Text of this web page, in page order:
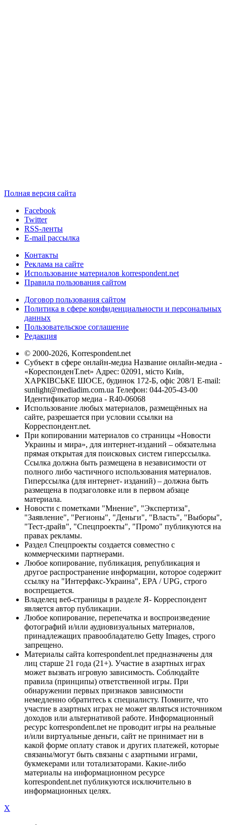
Полная версия сайта
Facebook
Twitter
RSS-ленты
E-mail рассылка
Контакты
Реклама на сайте
Использование материалов korrespondent.net
Правила пользования сайтом
Договор пользования сайтом
Политика в сфере конфиденциальности и персональных
данных
Пользовательское соглашение
Редакция
© 2000-2026, Korrespondent.net
Субъект в сфере онлайн-медиа Название онлайн-медиа -
«КореспонденТ.net» Адрес: 02091, місто Київ,
ХАРКІВСЬКЕ ШОСЕ, будинок 172-Б, офіс 208/1 E-mail:
sunlight@mediadim.com.ua Телефон: 044-205-43-00
Идентификатор медиа - R40-06068
Использование любых материалов, размещённых на
сайте, разрешается при условии ссылки на
Корреспондент.net.
При копировании материалов со страницы «Новости
Украины и мира», для интернет-изданий – обязательна
прямая открытая для поисковых систем гиперссылка.
Ссылка должна быть размещена в независимости от
полного либо частичного использования материалов.
Гиперссылка (для интернет- изданий) – должна быть
размещена в подзаголовке или в первом абзаце
материала.
Новости с пометками "Мнение", "Экспертиза",
"Заявление", "Регионы", "Деньги", "Власть", "Выборы",
"Тест-драйв", "Спецпроекты", "Промо" публикуются на
правах рекламы.
Раздел Спецпроекты создается совместно с
коммерческими партнерами.
Любое копирование, публикация, републикация и
другое распространение информации, которое содержит
ссылку на "Интерфакс-Украина", EPA / UPG, строго
воспрещается.
Владелец веб-страницы в разделе Я- Корреспондент
является автор публикации.
Любое копирование, перепечатка и воспроизведение
фотографий и/или аудиовизуальных материалов,
принадлежащих правообладателю Getty Images, строго
запрещено.
Материалы сайта korrespondent.net предназначены для
лиц старше 21 года (21+). Участие в азартных играх
может вызвать игровую зависимость. Соблюдайте
правила (принципы) ответственной игры. При
обнаружении первых признаков зависимости
немедленно обратитесь к специалисту. Помните, что
участие в азартных играх не может являться источником
доходов или альтернативой работе. Информационный
ресурс korrespondent.net не проводит игры на реальные
и/или виртуальные деньги, сайт не принимает ни в
какой форме оплату ставок и других платежей, которые
связаны/могут быть связаны с азартными играми,
букмекерами или тотализаторами. Какие-либо
материалы на информационном ресурсе
korrespondent.net публикуются исключительно в
информационных целях.
X